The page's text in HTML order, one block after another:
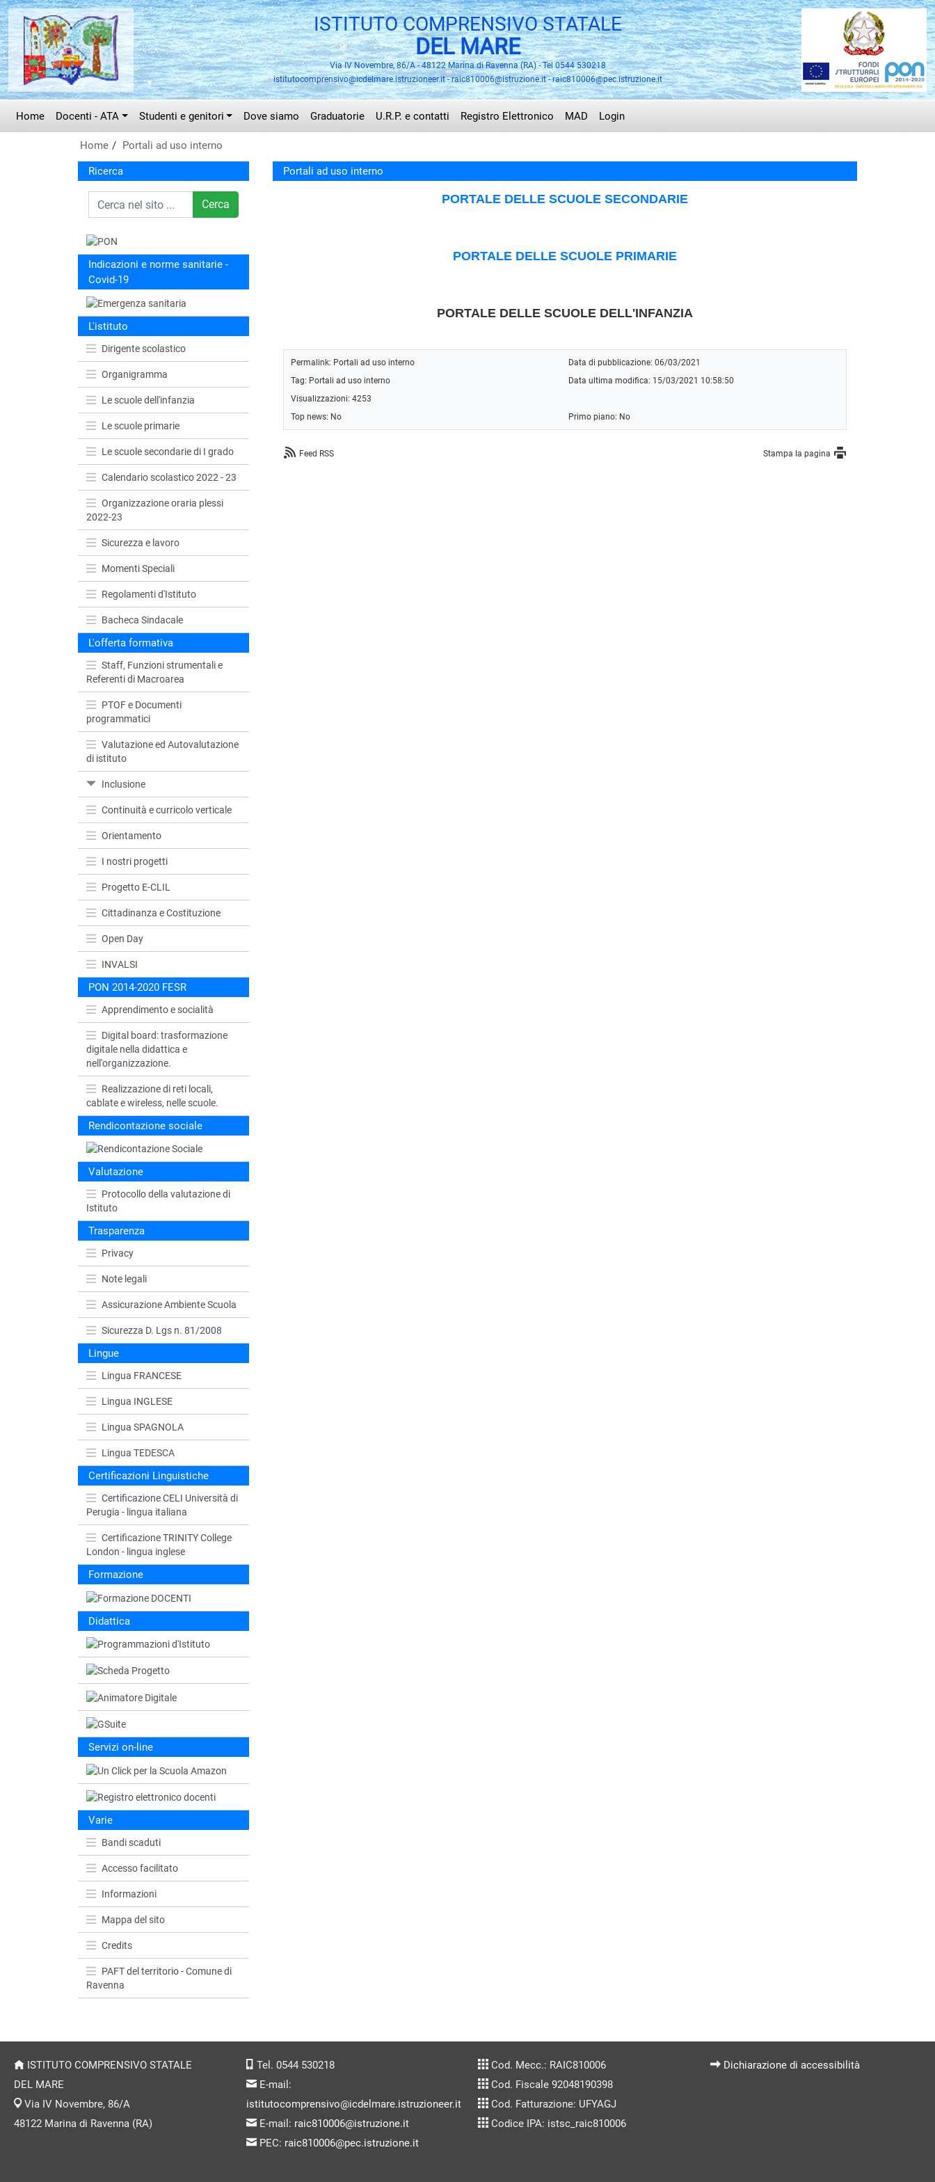
Vai al menù principale
Vai al menù secondario
Vai ai contenuti
Vai a fondo pagina
ISTITUTO COMPRENSIVO STATALE
DEL MARE
Via IV Novembre, 86/A - 48122 Marina di Ravenna (RA) - Tel 0544 530218
istitutocomprensivo@icdelmare.istruzioneer.it - raic810006@istruzione.it - raic810006@pec.istruzione.it
Home Docenti - ATA Studenti e genitori Dove siamo Graduatorie U.R.P. e contatti Registro Elettronico MAD Login
Home Portali ad uso interno
Ricerca
Cerca
Indicazioni e norme sanitarie -
Covid-19
L'istituto
Dirigente scolastico
Organigramma
Le scuole dell'infanzia
Le scuole primarie
Le scuole secondarie di I grado
Calendario scolastico 2022 - 23
Organizzazione oraria plessi
2022-23
Sicurezza e lavoro
Momenti Speciali
Regolamenti d'Istituto
Bacheca Sindacale
L'offerta formativa
Staff, Funzioni strumentali e
Referenti di Macroarea
PTOF e Documenti
programmatici
Valutazione ed Autovalutazione
di istituto
Inclusione
Continuità e curricolo verticale
Orientamento
I nostri progetti
Progetto E-CLIL
Cittadinanza e Costituzione
Open Day
INVALSI
PON 2014-2020 FESR
Apprendimento e socialità
Digital board: trasformazione
digitale nella didattica e
nell'organizzazione.
Realizzazione di reti locali,
cablate e wireless, nelle scuole.
Rendicontazione sociale
Valutazione
Protocollo della valutazione di
Istituto
Trasparenza
Privacy
Note legali
Assicurazione Ambiente Scuola
Sicurezza D. Lgs n. 81/2008
Lingue
Lingua FRANCESE
Lingua INGLESE
Lingua SPAGNOLA
Lingua TEDESCA
Certificazioni Linguistiche
Certificazione CELI Università di
Perugia - lingua italiana
Certificazione TRINITY College
London - lingua inglese
Formazione
Didattica
Servizi on-line
Varie
Bandi scaduti
Accesso facilitato
Informazioni
Mappa del sito
Credits
PAFT del territorio - Comune di
Ravenna
Portali ad uso interno
PORTALE DELLE SCUOLE SECONDARIE
PORTALE DELLE SCUOLE PRIMARIE
PORTALE DELLE SCUOLE DELL'INFANZIA
Permalink: Portali ad uso interno
Data di pubblicazione: 06/03/2021
Tag: Portali ad uso interno
Data ultima modifica: 15/03/2021 10:58:50
Visualizzazioni: 4253
Top news: No
Primo piano: No
Feed RSS Stampa la pagina
ISTITUTO COMPRENSIVO STATALE
DEL MARE
Via IV Novembre, 86/A
48122 Marina di Ravenna (RA)
Tel. 0544 530218
E-mail:
istitutocomprensivo@icdelmare.istruzioneer.it
E-mail: raic810006@istruzione.it
PEC: raic810006@pec.istruzione.it
Cod. Mecc.: RAIC810006
Cod. Fiscale 92048190398
Cod. Fatturazione: UFYAGJ
Codice IPA: istsc_raic810006
Dichiarazione di accessibilità